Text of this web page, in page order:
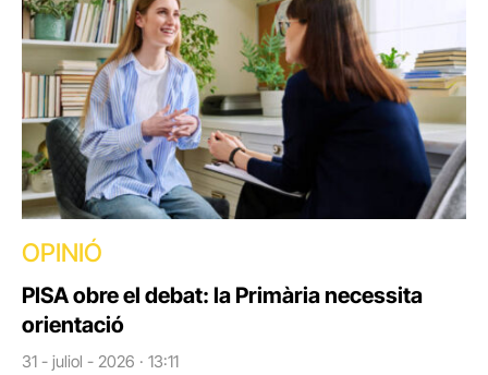
OPINIÓ
PISA obre el debat: la Primària necessita
orientació
31 - juliol - 2026 · 13:11